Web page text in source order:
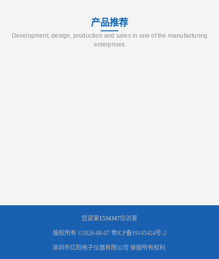
产品推荐
Development, design, production and sales in one of the manufacturing
enterprises
您是第1534347位访客
版权所有 ©2026-08-07 粤ICP备19145424号-2
深圳市亿阳电子仪器有限公司 保留所有权利.